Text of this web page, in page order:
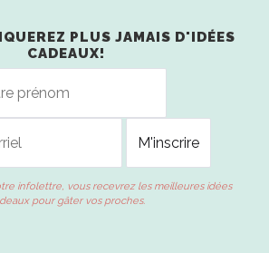
PLUS JAMAIS D'IDÉES
CADEAUX!
infolettre, vous recevrez les meilleures idées
pour gâter vos proches.